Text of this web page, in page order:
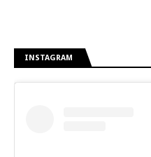
INSTAGRAM